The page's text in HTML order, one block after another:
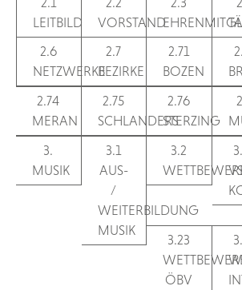
LEITBILD
VORSTAND
2.6
NETZWERKE
2.7
BEZIRKE
2.71
BOZEN
2.74
MERAN
2.75
SCHLANDERS
2.76
STERZING
3.
MUSIK
3.1
AUS-
/
WEITERBILDUNG
MUSIK
3.2
3.23
ÖBV